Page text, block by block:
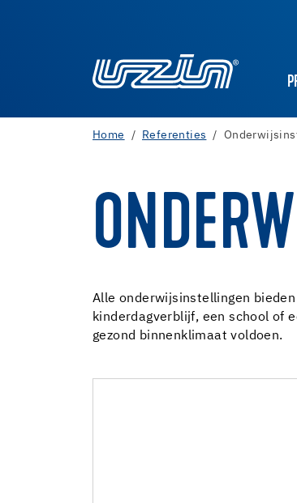
Home Referenties
Alle onderwijsinstellingen
kinderdagverblijf, een school of
gezond binnenklimaat voldoen.